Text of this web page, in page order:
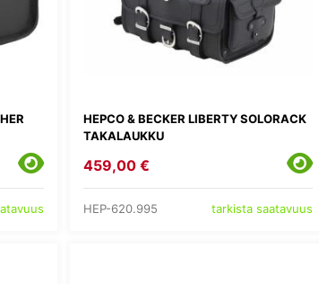
HEPCO & BECKER LIBERTY SOLORACK
TAKALAUKKU
459,00 €
HEP-620.995 tarkista saatavuus